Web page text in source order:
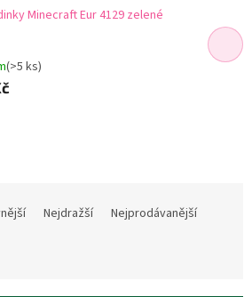
Minecraft Eur 4129 zelené
(>5 ks)
Nejdražší
Nejprodávanější